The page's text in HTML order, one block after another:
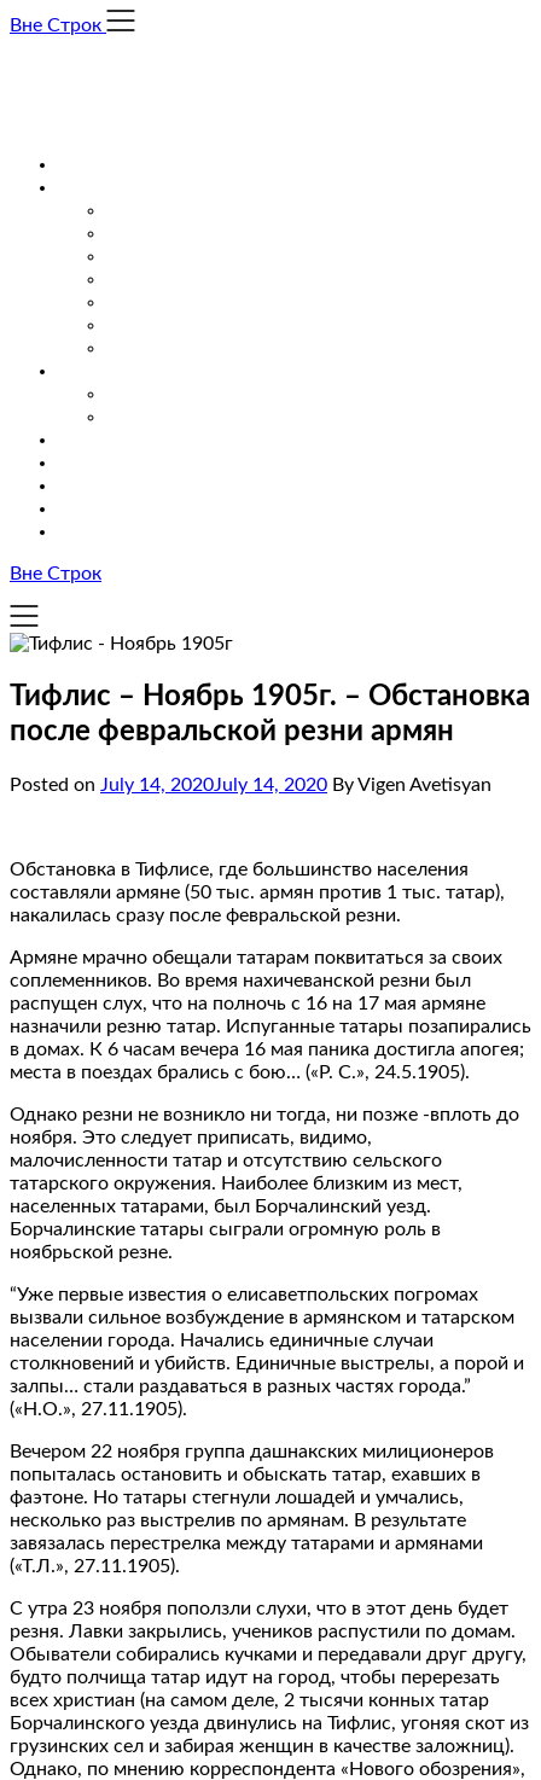
Skip
Вне Строк
Вне Строк
Тифлис – Ноябрь 1905г. – Обстановка
после февральской резни армян
Posted on July 14, 2020July 14, 2020 By Vigen Avetisyan
Обстановка в Тифлисе, где большинство населения
составляли армяне (50 тыс. армян против 1 тыс. татар),
накалилась сразу после февральской резни.
Армяне мрачно обещали татарам поквитаться за своих
соплеменников. Во время нахичеванской резни был
распущен слух, что на полночь с 16 на 17 мая армяне
назначили резню татар. Испуганные татары позапирались
в домах. К 6 часам вечера 16 мая паника достигла апогея;
места в поездах брались с бою… («Р. С.», 24.5.1905).
Однако резни не возникло ни тогда, ни позже -вплоть до
ноября. Это следует приписать, видимо,
малочисленности татар и отсутствию сельского
татарского окружения. Наиболее близким из мест,
населенных татарами, был Борчалинский уезд.
Борчалинские татары сыграли огромную роль в
ноябрьской резне.
“Уже первые известия о елисаветпольских погромах
вызвали сильное возбуждение в армянском и татарском
населении города. Начались единичные случаи
столкновений и убийств. Единичные выстрелы, а порой и
залпы… стали раздаваться в разных частях города.”
(«Н.О.», 27.11.1905).
Вечером 22 ноября группа дашнакских милиционеров
попыталась остановить и обыскать татар, ехавших в
фаэтоне. Но татары стегнули лошадей и умчались,
несколько раз выстрелив по армянам. В результате
завязалась перестрелка между татарами и армянами
(«Т.Л.», 27.11.1905).
С утра 23 ноября поползли слухи, что в этот день будет
резня. Лавки закрылись, учеников распустили по домам.
Обыватели собирались кучками и передавали друг другу,
будто полчища татар идут на город, чтобы перерезать
всех христиан (на самом деле, 2 тысячи конных татар
Борчалинского уезда двинулись на Тифлис, угоняя скот из
грузинских сел и забирая женщин в качестве заложниц).
Однако, по мнению корреспондента «Нового обозрения»,